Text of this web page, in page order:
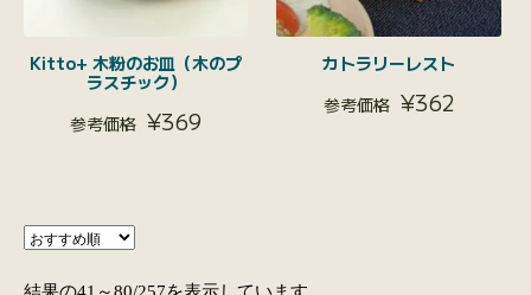
Kitto+ 木粉のお皿（木のプ
ラスチック）
¥369
カトラリーレスト
¥362
結果の41～80/257を表示しています